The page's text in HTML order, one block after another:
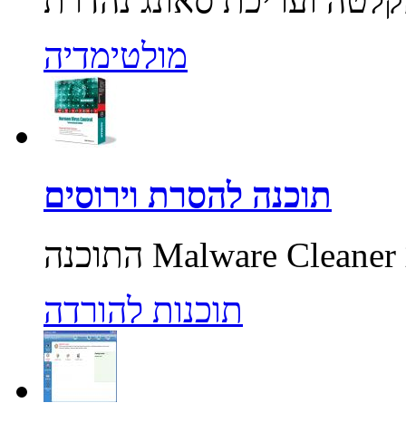
מולטימדיה
תוכנה להסרת וירוסים
תוכנות להורדה